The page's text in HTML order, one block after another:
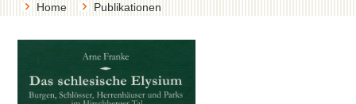
Home Publikationen